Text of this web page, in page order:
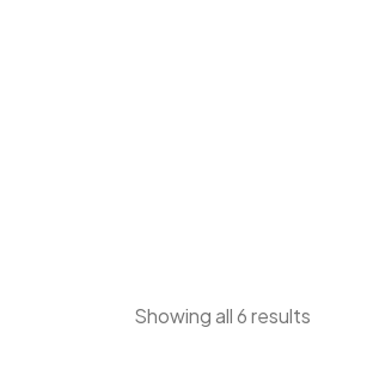
Showing all 6 results